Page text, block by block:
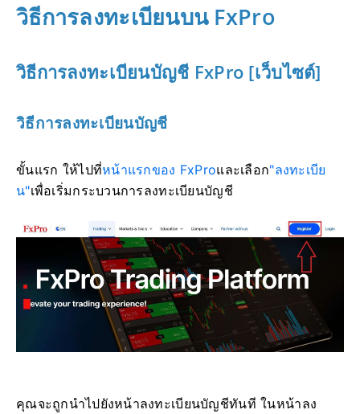
วิธีการลงทะเบียนบน FxPro
วิธีการลงทะเบียนบัญชี FxPro [เว็บไซต์]
วิธีการลงทะเบียนบัญชี
ขั้นแรก ให้ไปที่หน้าแรกของ FxProและเลือก"ลงทะเบีย
น"เพื่อเริ่มกระบวนการลงทะเบียนบัญชี
คุณจะถูกนำไปยังหน้าลงทะเบียนบัญชีทันที ในหน้าลง